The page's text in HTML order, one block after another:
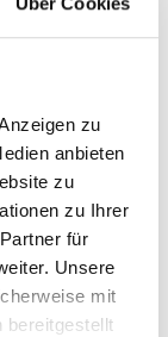
zu
anbieten
zu
zu Ihrer
für
Unsere
mit
bereitgestellt
Beihilfe